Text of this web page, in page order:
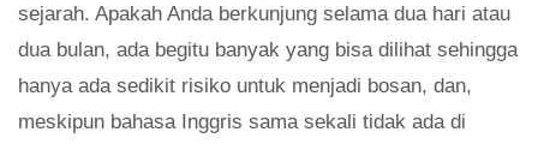
sejarah. Apakah Anda berkunjung selama dua hari atau
dua bulan, ada begitu banyak yang bisa dilihat sehingga
hanya ada sedikit risiko untuk menjadi bosan, dan,
meskipun bahasa Inggris sama sekali tidak ada di